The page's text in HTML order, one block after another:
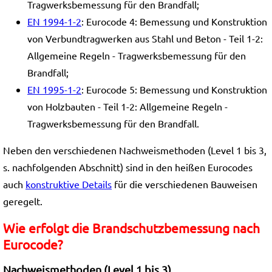
Tragwerksbemessung für den Brandfall;
EN 1994-1-2: Eurocode 4: Bemessung und Konstruktion
von Verbundtragwerken aus Stahl und Beton - Teil 1-2:
Allgemeine Regeln - Tragwerksbemessung für den
Brandfall;
EN 1995-1-2: Eurocode 5: Bemessung und Konstruktion
von Holzbauten - Teil 1-2: Allgemeine Regeln -
Tragwerksbemessung für den Brandfall.
Neben den verschiedenen Nachweismethoden (Level 1 bis 3,
s. nachfolgenden Abschnitt) sind in den heißen Eurocodes
auch konstruktive Details für die verschiedenen Bauweisen
geregelt.
Wie erfolgt die Brandschutzbemessung nach
Eurocode?
Nachweismethoden (Level 1 bis 3)